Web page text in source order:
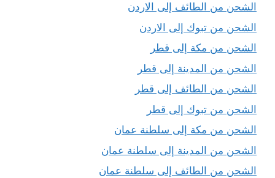
الشحن من الطائف إلى الاردن
الشحن من تبوك إلى الاردن
الشحن من مكة إلى قطر
الشحن من المدينة إلى قطر
الشحن من الطائف إلى قطر
الشحن من تبوك إلى قطر
الشحن من مكة إلى سلطنة عمان
الشحن من المدينة إلى سلطنة عمان
الشحن من الطائف إلى سلطنة عمان